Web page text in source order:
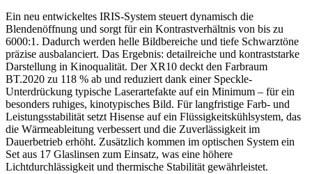
Ein neu entwickeltes IRIS-System steuert dynamisch die
Blendenöffnung und sorgt für ein Kontrastverhältnis von bis zu
6000:1. Dadurch werden helle Bildbereiche und tiefe Schwarztöne
präzise ausbalanciert. Das Ergebnis: detailreiche und kontraststarke
Darstellung in Kinoqualität. Der XR10 deckt den Farbraum
BT.2020 zu 118 % ab und reduziert dank einer Speckle-
Unterdrückung typische Laserartefakte auf ein Minimum – für ein
besonders ruhiges, kinotypisches Bild. Für langfristige Farb- und
Leistungsstabilität setzt Hisense auf ein Flüssigkeitskühlsystem, das
die Wärmeableitung verbessert und die Zuverlässigkeit im
Dauerbetrieb erhöht. Zusätzlich kommen im optischen System ein
Set aus 17 Glaslinsen zum Einsatz, was eine höhere
Lichtdurchlässigkeit und thermische Stabilität gewährleistet.